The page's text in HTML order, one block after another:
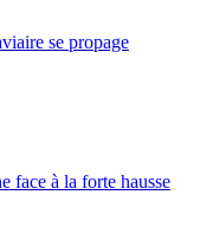
se propage
face à la forte hausse